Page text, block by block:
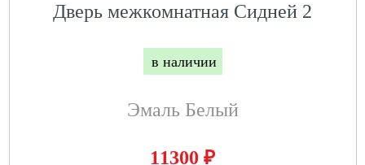
Дверь межкомнатная Сидней 2
в наличии
Эмаль Белый
11300 ₽